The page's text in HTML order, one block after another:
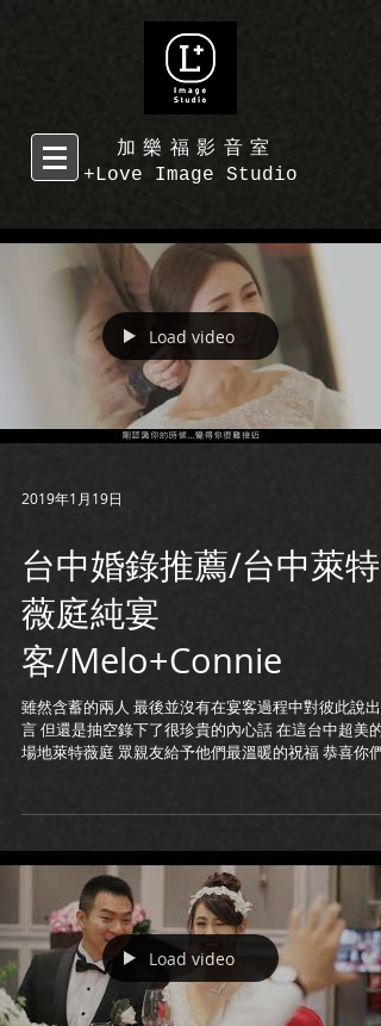
加樂福影音室
+Love Image Studio
Load video
2019年1月19日
台中婚錄推薦/台中萊特
薇庭純宴
客/Melo+Connie
雖然含蓄的兩人 最後並沒有在宴客過程中對彼此說出
言 但還是抽空錄下了很珍貴的內心話 在這台中超美的
場地萊特薇庭 眾親友給予他們最溫暖的祝福 恭喜你們
Load video